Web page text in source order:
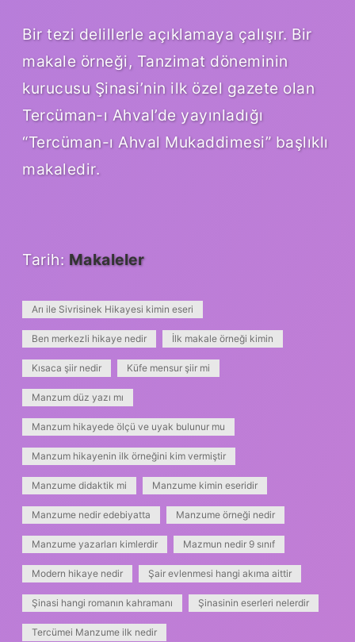
Bir tezi delillerle açıklamaya çalışır. Bir
makale örneği, Tanzimat döneminin
kurucusu Şinasi’nin ilk özel gazete olan
Tercüman-ı Ahval’de yayınladığı
“Tercüman-ı Ahval Mukaddimesi” başlıklı
makaledir.
Tarih: Makaleler
Arı ile Sivrisinek Hikayesi kimin eseri
Ben merkezli hikaye nedir İlk makale örneği kimin
Kısaca şiir nedir Küfe mensur şiir mi
Manzum düz yazı mı
Manzum hikayede ölçü ve uyak bulunur mu
Manzum hikayenin ilk örneğini kim vermiştir
Manzume didaktik mi Manzume kimin eseridir
Manzume nedir edebiyatta Manzume örneği nedir
Manzume yazarları kimlerdir Mazmun nedir 9 sınıf
Modern hikaye nedir Şair evlenmesi hangi akıma aittir
Şinasi hangi romanın kahramanı Şinasinin eserleri nelerdir
Tercümei Manzume ilk nedir